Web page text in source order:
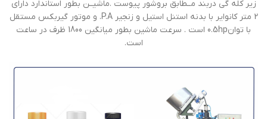
زير كله گي دربند مــطابق بروشور پيوست .ماشيــن بطور استاندارد داراي
2 متر كانواير با بدنه استنل استيل و زنجير P.A. و موتور گيربكس مستقل
با توان0.5hp است . سرعت ماشين بطور ميانگين 1800 ظرف در ساعت
است.